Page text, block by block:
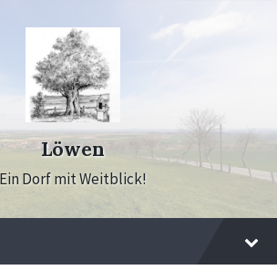
Löwen
Ein Dorf mit Weitblick!